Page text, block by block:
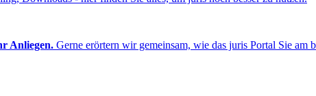
Anliegen. Gerne erörtern wir gemeinsam, wie das juris Portal Sie am